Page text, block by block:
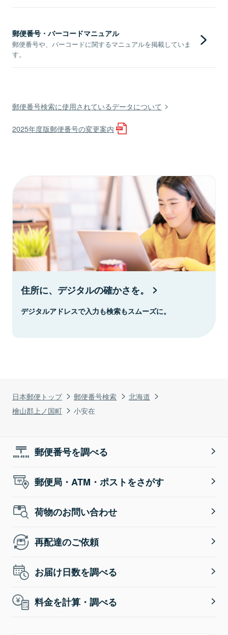
日本郵便トップ 郵便番号検索
北海道
檜山郡上ノ国町
小安在
郵便番号・バーコードマニュアル
郵便番号や、バーコードに関するマニュアルを掲載していま
す。
郵便番号検索に使用されているデータについて
2025年度版郵便番号の変更案内
住所に、デジタルの確かさを。
デジタルアドレスで入力も検索もスムーズに。
郵便番号を調べる
郵便局・ATM・ポストをさがす
荷物のお問い合わせ
再配達のご依頼
お届け日数を調べる
料金を計算・調べる